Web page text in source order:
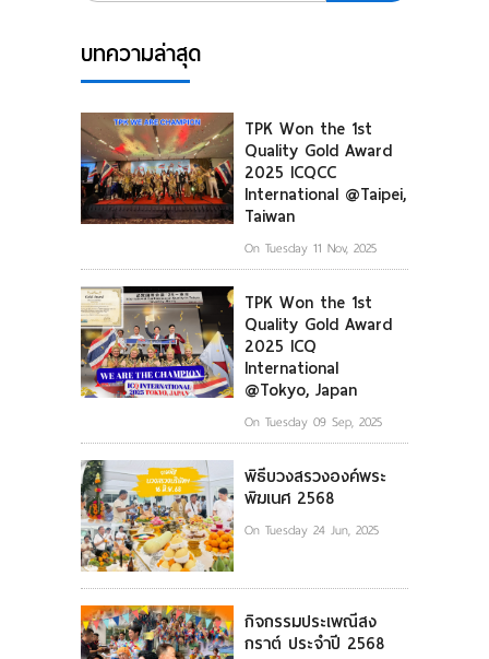
บทความล่าสุด
TPK Won the 1st
Quality Gold Award
2025 ICQCC
International @Taipei,
Taiwan
On Tuesday 11 Nov, 2025
TPK Won the 1st
Quality Gold Award
2025 ICQ
International
@Tokyo, Japan
On Tuesday 09 Sep, 2025
พิธีบวงสรวงองค์พระ
พิฆเนศ 2568
On Tuesday 24 Jun, 2025
กิจกรรมประเพณีสง
กราต์ ประจำปี 2568